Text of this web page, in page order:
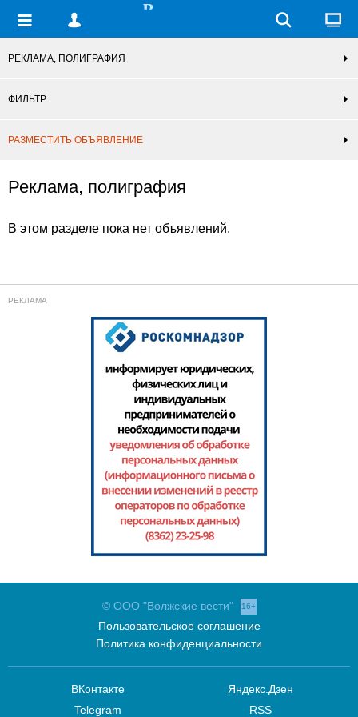
РЕКЛАМА, ПОЛИГРАФИЯ
ФИЛЬТР
РАЗМЕСТИТЬ ОБЪЯВЛЕНИЕ
Реклама, полиграфия
В этом разделе пока нет объявлений.
© ООО "Волжские вести" 16+
Пользовательское соглашение
Политика конфиденциальности
ВКонтакте
Telegram
Яндекс.Дзен
RSS